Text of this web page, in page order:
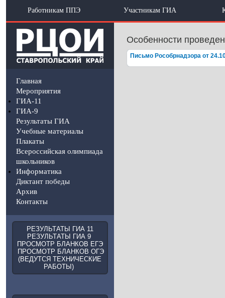
Работникам ППЭ Участникам ГИА
Главная
Мероприятия
ГИА-11
ГИА-9
Результаты ГИА
Учебные материалы
Плакаты
Всероссийская олимпиада
школьников
Информатика
Диктант победы
Архив
Контакты
РЕЗУЛЬТАТЫ ГИА 11
РЕЗУЛЬТАТЫ ГИА 9
ПРОСМОТР БЛАНКОВ ЕГЭ
ПРОСМОТР БЛАНКОВ ОГЭ
(ВЕДУТСЯ ТЕХНИЧЕСКИЕ
РАБОТЫ)
Особенности
Письмо Рособрнадзора от